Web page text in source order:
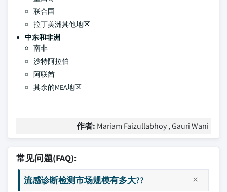
联合国
拉丁美洲其他地区
中东和非洲
南非
沙特阿拉伯
阿联酋
其余的MEA地区
作者: Mariam Faizullabhoy , Gauri Wani
常见问题(FAQ):
流感诊断检测市场规模有多大??